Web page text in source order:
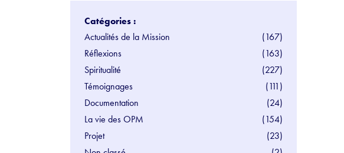
Catégories :
Actualités de la Mission
(167)
Réflexions
(163)
Spiritualité
(227)
Témoignages
(111)
Documentation
(24)
La vie des OPM
(154)
Projet
(23)